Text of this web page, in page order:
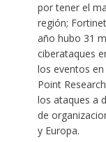
por tener el
región;
año hubo 31
ciberataques
los eventos
Point
los ataques a
de
y Europa.